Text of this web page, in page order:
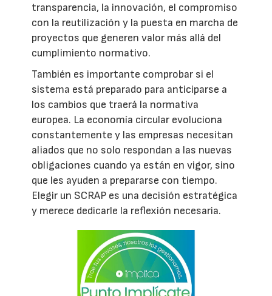
transparencia, la innovación, el compromiso
con la reutilización y la puesta en marcha de
proyectos que generen valor más allá del
cumplimiento normativo.
También es importante comprobar si el
sistema está preparado para anticiparse a
los cambios que traerá la normativa
europea. La economía circular evoluciona
constantemente y las empresas necesitan
aliados que no solo respondan a las nuevas
obligaciones cuando ya están en vigor, sino
que les ayuden a prepararse con tiempo.
Elegir un SCRAP es una decisión estratégica
y merece dedicarle la reflexión necesaria.